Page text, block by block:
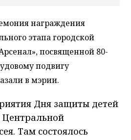
награждения
этапа городской
посвященной 80-
подвигу
в мэрии.
Дня защиты детей
Центральной
Там состоялось